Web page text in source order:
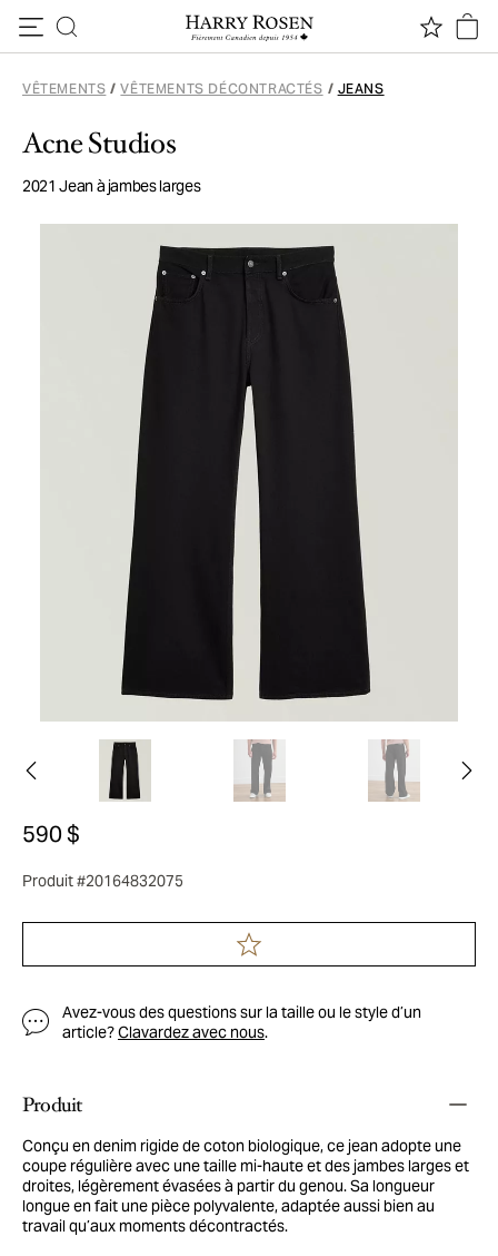
VÊTEMENTS / VÊTEMENTS DÉCONTRACTÉS / JEANS
Acne Studios
2021 Jean à jambes larges
590 $
Produit #20164832075
Avez-vous des questions sur la taille ou le style d’un
article?Clavardez avec nous.
Produit
Conçu en denim rigide de coton biologique, ce jean adopte une
coupe régulière avec une taille mi-haute et des jambes larges et
droites, légèrement évasées à partir du genou. Sa longueur
longue en fait une pièce polyvalente, adaptée aussi bien au
travail qu’aux moments décontractés.